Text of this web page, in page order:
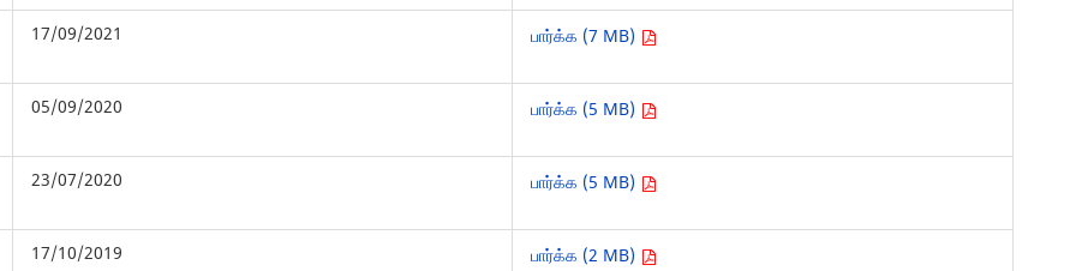
17/09/2021 பார்க்க (7 MB)
05/09/2020 பார்க்க (5 MB)
23/07/2020 பார்க்க (5 MB)
17/10/2019 பார்க்க (2 MB)